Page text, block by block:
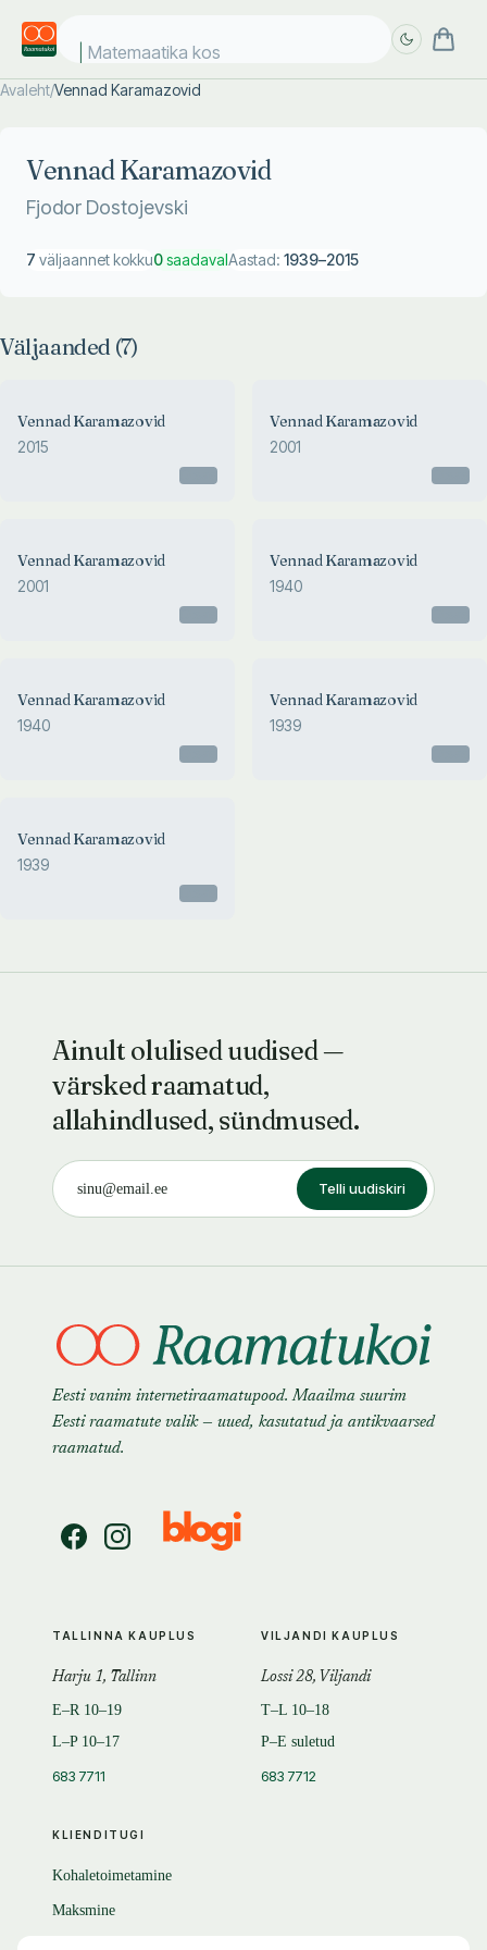
Matemaatika kosm
Avaleht/Vennad Karamazovid
Vennad Karamazovid
Fjodor Dostojevski
7 väljaannet kokku0saadavalAastad: 1939–2015
Väljaanded (7)
Vennad Karamazovid
2015
Vennad Karamazovid
2001
Vennad Karamazovid
2001
Vennad Karamazovid
1940
Vennad Karamazovid
1940
Vennad Karamazovid
1939
Vennad Karamazovid
1939
Ainult olulised uudised —
värsked raamatud,
allahindlused, sündmused.
Telli uudiskiri
Eesti vanim internetiraamatupood. Maailma suurim
Eesti raamatute valik — uued, kasutatud ja antikvaarsed
raamatud.
KLIENDITUGI
Kohaletoimetamine
Maksmine
TALLINNA KAUPLUS
Harju 1, Tallinn
E–R 10–19
L–P 10–17
683 7711
VILJANDI KAUPLUS
Lossi 28, Viljandi
T–L 10–18
P–E suletud
683 7712